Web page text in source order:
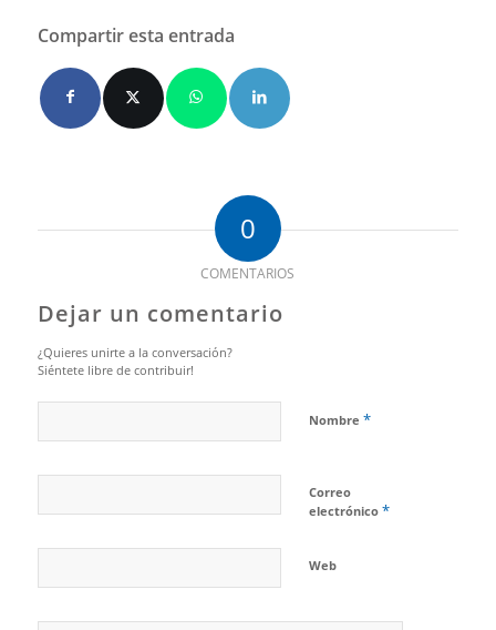
Compartir esta entrada
0
COMENTARIOS
Dejar un comentario
¿Quieres unirte a la conversación?
Siéntete libre de contribuir!
Nombre *
Correo
electrónico *
Web